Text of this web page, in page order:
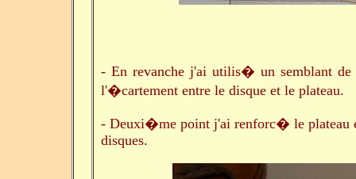
- En revanche j'ai utilis� un semblant
l'�cartement entre le disque et le plateau.
- Deuxi�me point j'ai renforc� le plateau
disques.